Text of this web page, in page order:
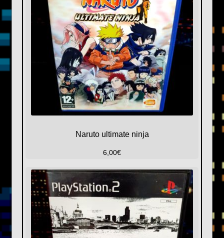
Naruto ultimate ninja
6,00€